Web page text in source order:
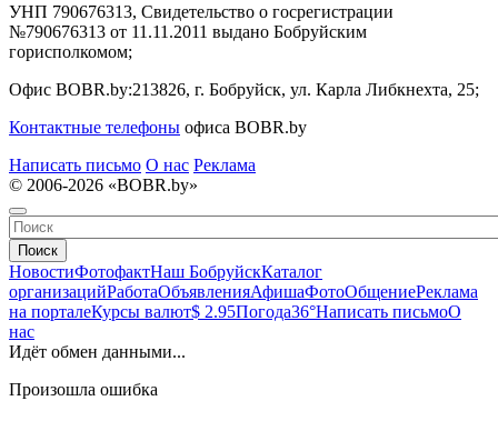
УНП 790676313, Свидетельство о госрегистрации
№790676313 от 11.11.2011 выдано Бобруйским
горисполкомом;
Офис BOBR.by:213826, г. Бобруйск, ул. Карла Либкнехта, 25;
Контактные телефоны офиса BOBR.by
Написать письмо О нас Реклама
© 2006-2026 «BOBR.by»
Поиск
НовостиФотофактНаш БобруйскКаталог
организацийРаботаОбъявленияАфишаФотоОбщениеРеклама
на порталеКурсы валют$ 2.95Погода36°Написать письмоО
нас
Идёт обмен данными...
Произошла ошибка